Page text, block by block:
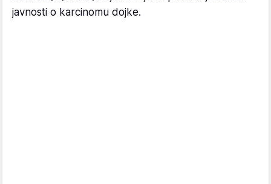
javnosti o karcinomu dojke.